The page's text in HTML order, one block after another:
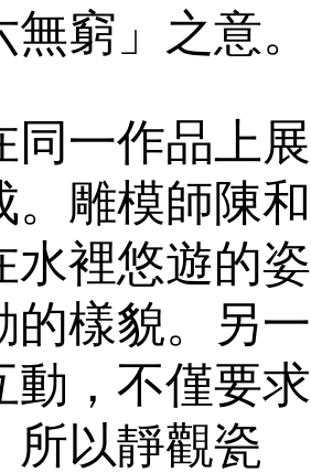
窮」之意。
同一作品上展
雕模師陳和
水裡悠遊的姿
的樣貌。另一
動，不僅要求
所以靜觀瓷